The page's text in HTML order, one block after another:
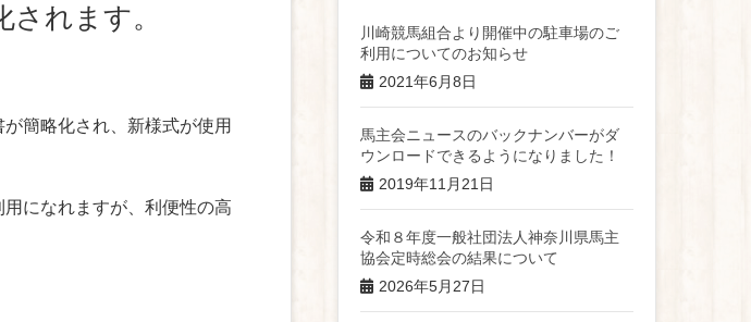
されます。
簡略化され、新様式が使用
になれますが、利便性の高
川崎競馬組合より開催中の駐車場のご
利用についてのお知らせ
2021年6月8日
馬主会ニュースのバックナンバーがダ
ウンロードできるようになりました！
2019年11月21日
令和８年度一般社団法人神奈川県馬主
協会定時総会の結果について
2026年5月27日